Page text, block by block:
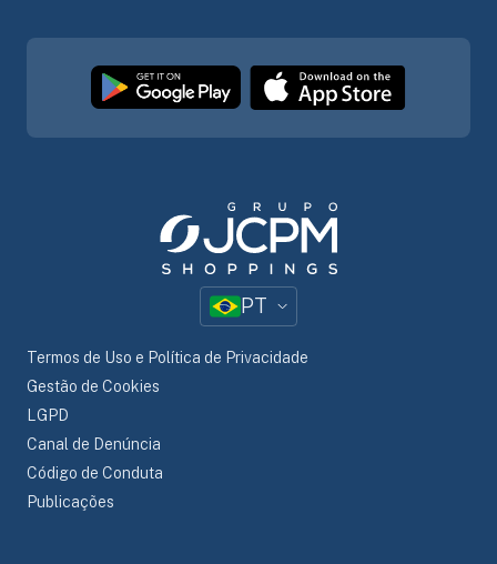
PT
Termos de Uso e Política de Privacidade
Gestão de Cookies
LGPD
Canal de Denúncia
Código de Conduta
Publicações